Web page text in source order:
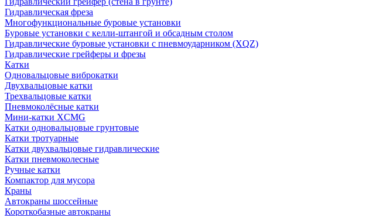
Гидравлическая фреза
Многофункциональные буровые установки
Буровые установки с келли-штангой и обсадным столом
Гидравлические буровые установки с пневмоударником (XQZ)
Гидравлические грейферы и фрезы
Катки
Одновальцовые виброкатки
Двухвальцовые катки
Трехвальцовые катки
Пневмоколёсные катки
Мини-катки XCMG
Катки одновальцовые грунтовые
Катки тротуарные
Катки двухвальцовые гидравлические
Катки пневмоколесные
Ручные катки
Компактор для мусора
Краны
Автокраны шоссейные
Короткобазные автокраны